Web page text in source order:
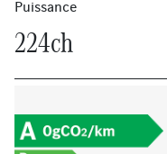
Puissance
224ch